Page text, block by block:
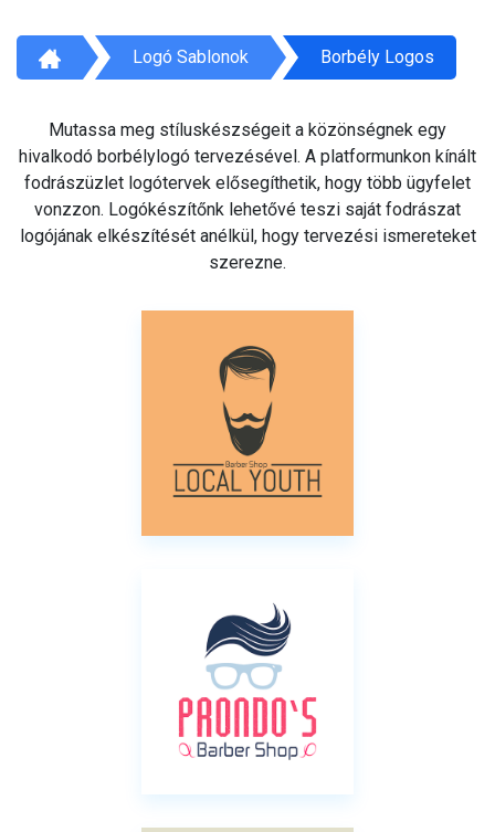
Logó Sablonok Borbély Logos
Mutassa meg stíluskészségeit a közönségnek egy
hivalkodó borbélylogó tervezésével. A platformunkon kínált
fodrászüzlet logótervek elősegíthetik, hogy több ügyfelet
vonzzon. Logókészítőnk lehetővé teszi saját fodrászat
logójának elkészítését anélkül, hogy tervezési ismereteket
szerezne.